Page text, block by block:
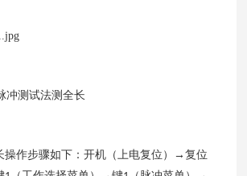
冲测试法测全长
操作步骤如下：开机（上电复位）
→复位